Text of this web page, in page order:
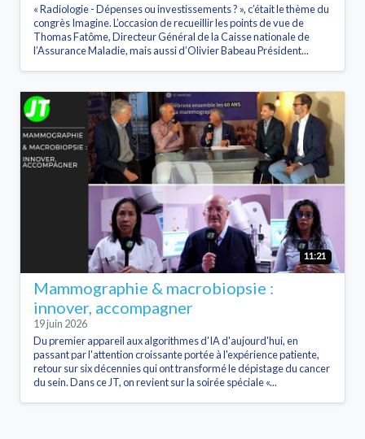
« Radiologie - Dépenses ou investissements ? », c’était le thème du
congrès Imagine. L’occasion de recueillir les points de vue de
Thomas Fatôme, Directeur Général de la Caisse nationale de
l’Assurance Maladie, mais aussi d’Olivier Babeau Président...
11:21
Mammographie & macrobiopsie :
innover, accompagner
19 juin 2026
Du premier appareil aux algorithmes d'IA d'aujourd'hui, en
passant par l'attention croissante portée à l'expérience patiente,
retour sur six décennies qui ont transformé le dépistage du cancer
du sein. Dans ce JT, on revient sur la soirée spéciale «...